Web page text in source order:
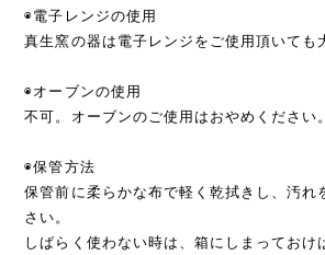
◉電子レンジの使用
真生窯の器は電子レンジをご使用頂いても
◉オーブンの使用
不可。オーブンのご使用はおやめください。
◉保管方法
保管前に柔らかな布で軽く乾拭きし、汚れ
さい。
しばらく使わない時は、箱にしまっておけ